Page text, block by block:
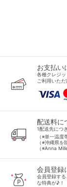
お支払い
各種クレジ
ご利用いただ
配送料に
1配送先につ
（※単一温度
（※沖縄県を
（※Anna
会員登録
会員登録す
な特典が♪！